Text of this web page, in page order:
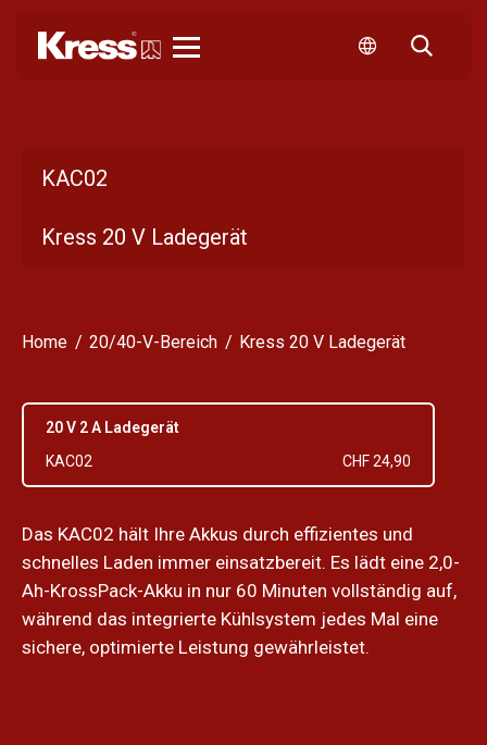
KAC02
Kress 20 V Ladegerät
Home 20/40-V-Bereich Kress 20 V Ladegerät
20 V 2 A Ladegerät
KAC02
CHF 24,90
Das KAC02 hält Ihre Akkus durch effizientes und
schnelles Laden immer einsatzbereit. Es lädt eine 2,0-
Ah-KrossPack-Akku in nur 60 Minuten vollständig auf,
während das integrierte Kühlsystem jedes Mal eine
sichere, optimierte Leistung gewährleistet.